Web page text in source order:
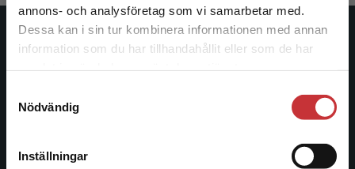
annons- och analysföretag som vi samarbetar med.
Dessa kan i sin tur kombinera informationen med annan
information som du har tillhandahållit eller som de har
Nödvändig
Inställningar
Det verkar som att du besöker
studentlitteratur.se via en enhet utanför Sverige.
Vi erbjuder inte leveranser utanför Sverige. För
att kunna slutföra ett köp måste
Studentlitteratur
ledande utbildningsförlag. Med läromedel, kurslitteratur,
längs hela kunskapsresan.